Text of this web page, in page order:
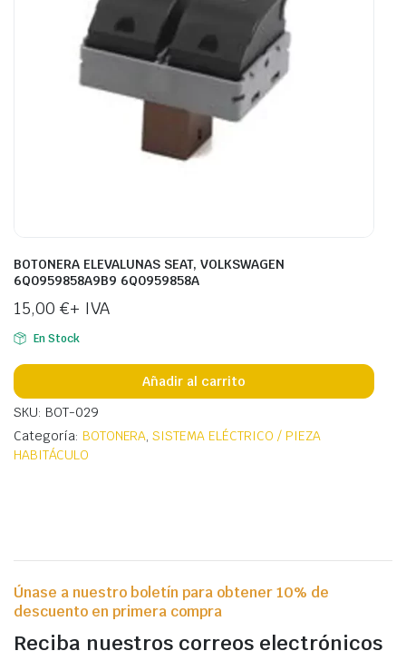
BOTONERA ELEVALUNAS SEAT, VOLKSWAGEN
6Q0959858A9B9 6Q0959858A
15,00 €+ IVA
En Stock
Añadir al carrito
SKU: BOT-029
Categoría: BOTONERA,SISTEMA ELÉCTRICO / PIEZA
HABITÁCULO
Únase a nuestro boletín para obtener 10% de
descuento en primera compra
Reciba nuestros correos electrónicos